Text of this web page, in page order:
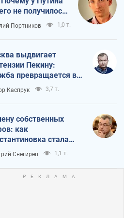
не получилось
Портников 1,0 т.
выдвигает
Пекину:
превращается в
России от
Каспрук 3,7 т.
собственных
как
стала
идеологической
для российских
Снегирев 1,1 т.